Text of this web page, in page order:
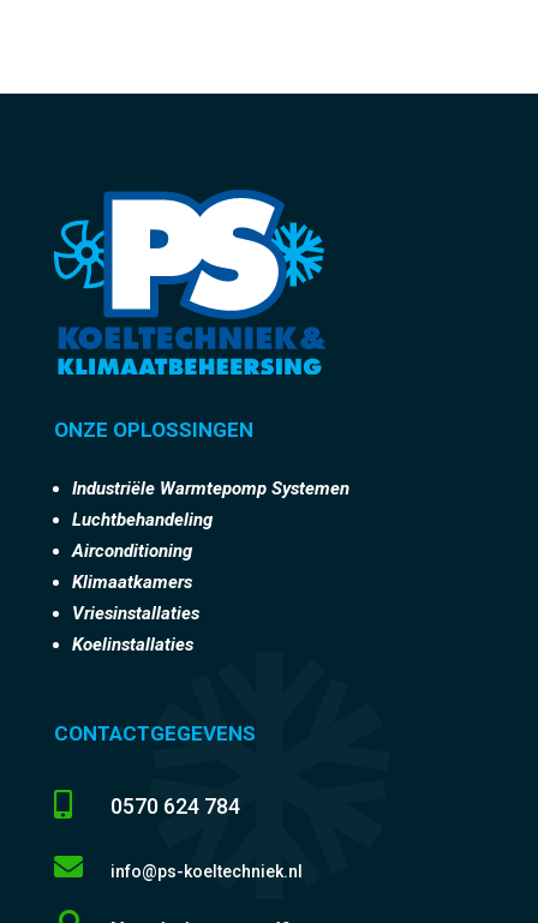
ONZE OPLOSSINGEN
Industriële Warmtepomp Systemen
Luchtbehandeling
Airconditioning
Klimaatkamers
Vriesinstallaties
Koelinstallaties
CONTACTGEGEVENS
0570 624 784
 info@ps-koeltechniek.nl